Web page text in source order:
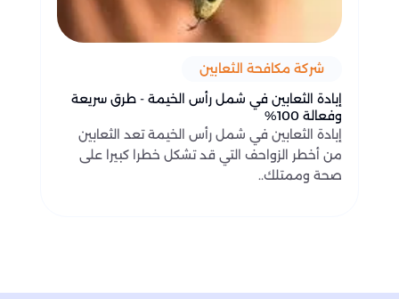
شركة مكافحة الثعابين
إبادة الثعابين في شمل رأس الخيمة - طرق سريعة
وفعالة 100%
إبادة الثعابين في شمل رأس الخيمة تعد الثعابين
من أخطر الزواحف التي قد تشكل خطرا كبيرا على
صحة وممتلك..